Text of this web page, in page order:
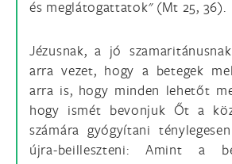
és meglátogattatok" (Mt 25, 36).
Jézusnak, a jó
arra vezet, hogy a betegek
arra is, hogy minden lehetőt
hogy ismét bevonjuk Őt a
számára gyógyítani
újra-beilleszteni: Amint a